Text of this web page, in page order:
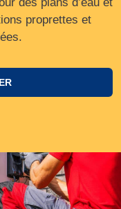
proprettes et